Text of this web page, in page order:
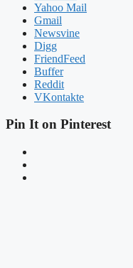
Yahoo Mail
Gmail
Newsvine
Digg
FriendFeed
Buffer
Reddit
VKontakte
Pin It on Pinterest